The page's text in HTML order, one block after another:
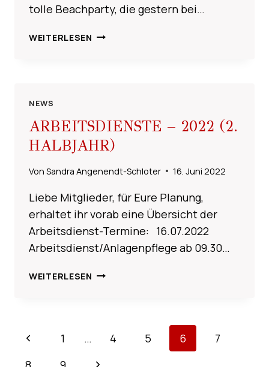
tolle Beachparty, die gestern bei…
WEITERLESEN TOLLE
NEWS
ARBEITSDIENSTE – 2022 (2.
HALBJAHR)
Von Sandra Angenendt-Schloter 16. Juni 2022
Liebe Mitglieder, für Eure Planung,
erhaltet ihr vorab eine Übersicht der
Arbeitsdienst-Termine: 16.07.2022
Arbeitsdienst/Anlagenpflege ab 09.30…
WEITERLESEN ARBEITSDIENSTE
SEITENNAVIGATION
Vorherige
Seite
1 … 4 5 6
7
Nächste